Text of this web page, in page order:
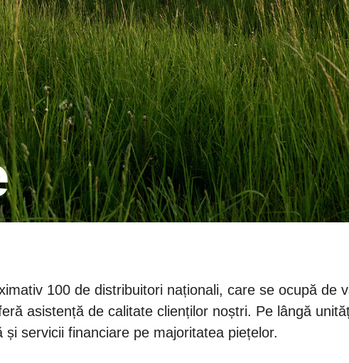
100 de distribuitori naționali, care se ocupă de
asistență de calitate clienților noștri. Pe lângă
și servicii financiare pe majoritatea piețelor.